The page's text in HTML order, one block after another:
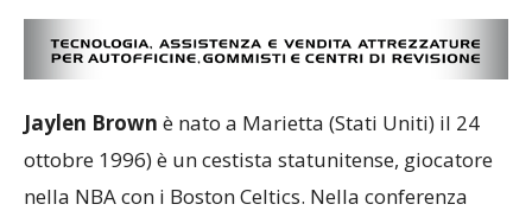
Jaylen Brown è nato a Marietta (Stati Uniti) il 24
ottobre 1996) è un cestista statunitense, giocatore
nella NBA con i Boston Celtics. Nella conferenza